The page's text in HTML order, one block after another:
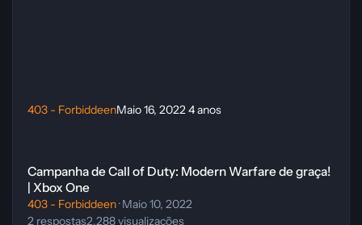
403 - ForbiddeenMaio 16, 20224 anos
Campanha de Call of Duty: Modern Warfare de graça!
| Xbox One
403 - Forbiddeen·Maio 10, 2022
2 respostas2.288visualizações